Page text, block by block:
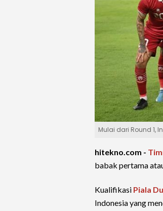
Mulai dari Round 1,
hitekno.com -
babak pertama
Kualifikasi Piala
Indonesia yang